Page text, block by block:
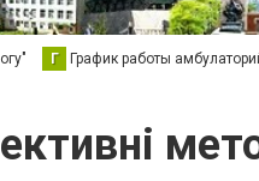
Г График работы